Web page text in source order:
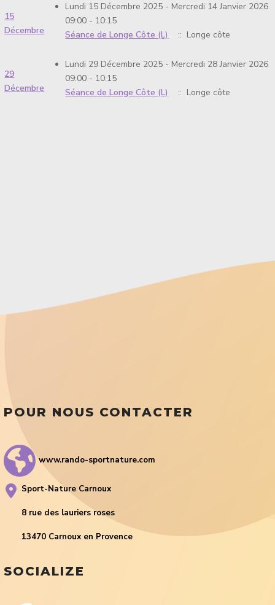
15
Décembre
Lundi 15 Décembre 2025 - Mercredi 14 Janvier 2026
09:00 - 10:15
Séance de Longe Côte (L)
:: Longe côte
29
Décembre
Lundi 29 Décembre 2025 - Mercredi 28 Janvier 2026
09:00 - 10:15
Séance de Longe Côte (L)
:: Longe côte
POUR NOUS CONTACTER
www.rando-sportnature.com
Sport-Nature Carnoux
8 rue des lauriers roses
13470 Carnoux en Provence
SOCIALIZE